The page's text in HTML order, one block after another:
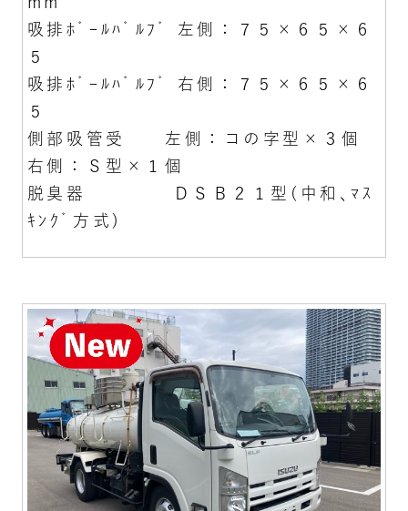
吸排ﾎﾞｰﾙﾊﾞﾙﾌﾞ 左側：７５×６５×６
５
吸排ﾎﾞｰﾙﾊﾞﾙﾌﾞ 右側：７５×６５×６
５
側部吸管受 左側：コの字型×３個
右側：Ｓ型×１個
脱臭器 ＤＳＢ２１型(中和､ﾏｽ
ｷﾝｸﾞ方式)